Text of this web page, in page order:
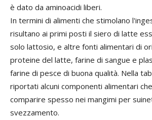
è dato da aminoacidi liberi.
In termini di alimenti che stimolano
risultano ai primi posti il siero di latte
solo lattosio, e altre fonti alimentari di
proteine del latte, farine di sangue e
farine di pesce di buona qualità. Nella
riportati alcuni componenti alimentari
comparire spesso nei mangimi per
svezzamento.